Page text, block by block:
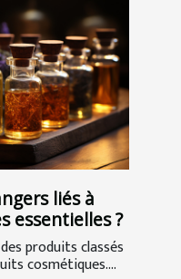
liés à
essentielles ?
produits classés
cosmétiques....